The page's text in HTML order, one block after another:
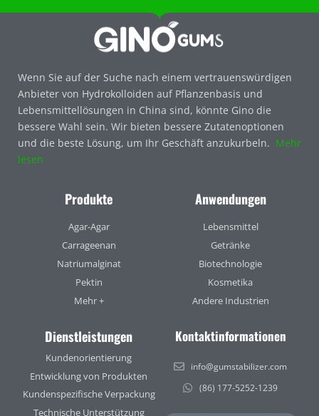
Wenn Sie auf der Suche nach einem vertrauenswürdigen
Anbieter von Hydrokolloiden auf Pflanzenbasis und
Lebensmittellösungen in China sind, könnte Gino die
bessere Wahl sein. Wir bieten bessere Zutatenoptionen
und die beste Lösung, um Ihr Geschäft anzukurbeln. Mehr
lesen
Produkte
Agar-Agar
Carrageenan
Natriumalginat
Pektin
Mehr +
Anwendungen
Lebensmittel
Getränke
Biotechnologie
Kosmetika
Andere Industrien
Dienstleistungen
Kundenorientierung
Entwicklung von Produkten
Kundenspezifische Verpackung
Technische Unterstützung
Kontaktinformationen
info@gumstabilizer.com
(86) 177-5252-1239